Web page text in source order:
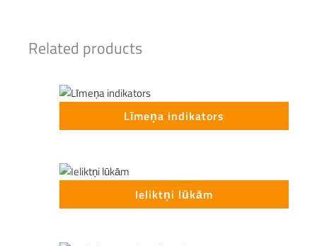
Related products
Līmeņa indikators
Ieliktņi lūkām